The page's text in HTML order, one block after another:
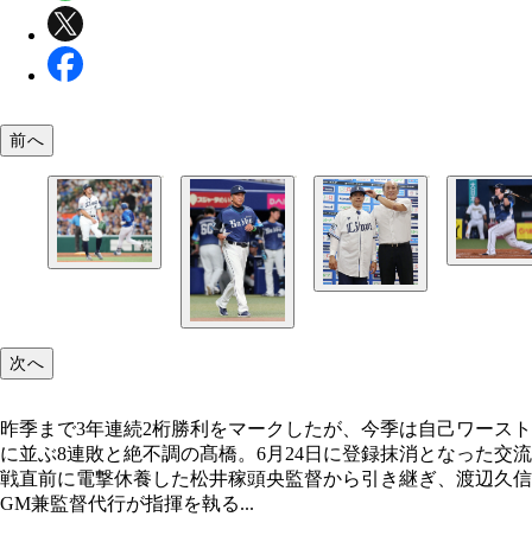
となった
巨人からトレードで加入した松原。早速、新天地
イトでスタメン出場を重ねている
前へ
次へ
昨季まで3年連続2桁勝利をマークしたが、今季は自己ワースト
に並ぶ8連敗と絶不調の髙橋。6月24日に登録抹消となった交流
戦直前に電撃休養した松井稼頭央監督から引き継ぎ、渡辺久信
GM兼監督代行が指揮を執る...